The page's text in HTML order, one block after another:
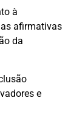
à
afirmativas
da
e